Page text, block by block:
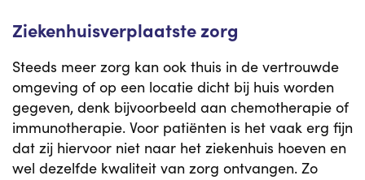
Ziekenhuisverplaatste zorg
Steeds meer zorg kan ook thuis in de vertrouwde
omgeving of op een locatie dicht bij huis worden
gegeven, denk bijvoorbeeld aan chemotherapie of
immunotherapie. Voor patiënten is het vaak erg fijn
dat zij hiervoor niet naar het ziekenhuis hoeven en
wel dezelfde kwaliteit van zorg ontvangen. Zo